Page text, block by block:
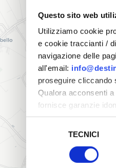
Questo sito web
Utilizziamo cookie
e cookie traccianti /
navigazione delle
all'email:
proseguire cliccando
Qualora acconsenti
fornisce garanzie
sicurezza a Tutela
TECNICI